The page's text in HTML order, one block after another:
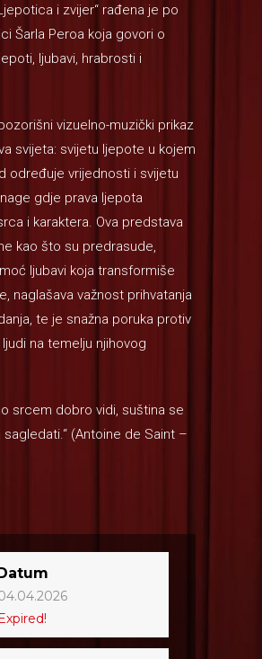
i zvijer“ rađena je po
Šarla Peroa koja govori o
ljubavi, hrabrosti i
vizuelno-muzički prikaz
svijeta: svijetu ljepote u kojem
određuje vrijednosti i svijetu
gdje prava ljepota
i karaktera. Ova predstava
kao što su predrasude,
ljubavi koja transformiše
naglašava važnost prihvatanja
te je snažna poruka protiv
na temelju njihovog
srcem dobro vidi, suština se
(Antoine de Saint –